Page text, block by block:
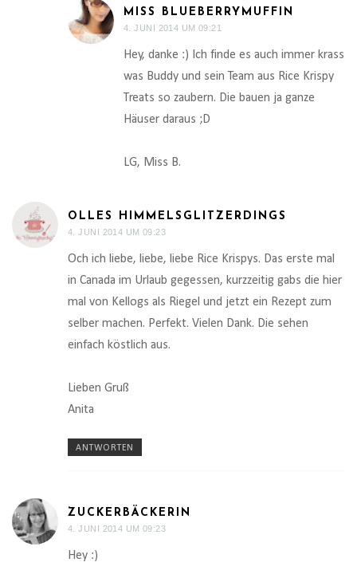
MISS BLUEBERRYMUFFIN
4. JUNI 2014 UM 09:21
Hey, danke :) Ich finde es auch immer krass
was Buddy und sein Team aus Rice Krispy
Treats so zaubern. Die bauen ja ganze
Häuser daraus ;D
LG, Miss B.
OLLES HIMMELSGLITZERDINGS
4. JUNI 2014 UM 09:23
Och ich liebe, liebe, liebe Rice Krispys. Das erste mal
in Canada im Urlaub gegessen, kurzzeitig gabs die hier
mal von Kellogs als Riegel und jetzt ein Rezept zum
selber machen. Perfekt. Vielen Dank. Die sehen
einfach köstlich aus.
Lieben Gruß
Anita
ANTWORTEN
ZUCKERBÄCKERIN
4. JUNI 2014 UM 09:23
Hey :)